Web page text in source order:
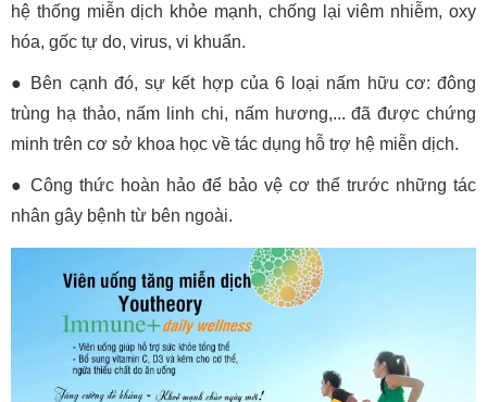
hệ thống miễn dịch khỏe mạnh, chống lại viêm nhiễm, oxy
hóa, gốc tự do, virus, vi khuẩn.
● Bên cạnh đó, sự kết hợp của 6 loại nấm hữu cơ: đông
trùng hạ thảo, nấm linh chi, nấm hương,... đã được chứng
minh trên cơ sở khoa học về tác dụng hỗ trợ hệ miễn dịch.
● Công thức hoàn hảo để bảo vệ cơ thể trước những tác
nhân gây bệnh từ bên ngoài.